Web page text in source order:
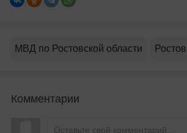
МВД по Ростовской области Ростов
Комментарии